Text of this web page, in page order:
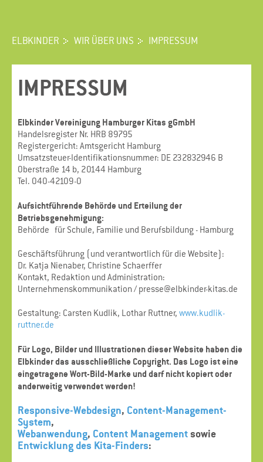
ELBKINDER WIR ÜBER UNS IMPRESSUM
IM­PRES­SUM
Elbkinder Vereinigung Hamburger Kitas gGmbH
Handelsregister Nr. HRB 89795
Registergericht: Amtsgericht Hamburg
Umsatzsteuer-Identifikationsnummer: DE 232832946 B
Oberstraße 14 b, 20144 Hamburg
Tel. 040-42109-0
Aufsichtführende Behörde und Erteilung der
Betriebsgenehmigung:
Behörde für Schule, Familie und Berufsbildung - Hamburg
Geschäftsführung (und verantwortlich für die Website):
Dr. Katja Nienaber, Christine Schaerffer
Kontakt, Redaktion und Administration:
Unternehmenskommunikation / presse@elbkinder-kitas.de
Gestaltung: Carsten Kudlik, Lothar Ruttner, www.kudlik-
ruttner.de
Für Logo, Bilder und Illustrationen dieser Website haben die
Elbkinder das ausschließliche Copyright. Das Logo ist eine
eingetragene Wort-Bild-Marke und darf nicht kopiert oder
anderweitig verwendet werden!
Responsive-Webdesign, Content-Management-
System,
Webanwendung, Content Managementsowie
Entwicklung des Kita-Finders: